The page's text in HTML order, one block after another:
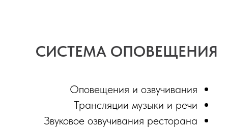
СИСТЕМА ОПОВЕЩЕНИЯ
Оповещения и озвучивания
Трансляции музыки и речи
Звуковое озвучивания ресторана